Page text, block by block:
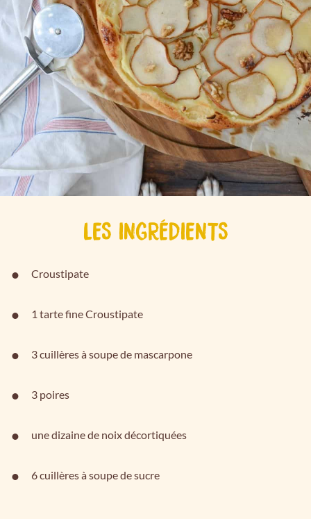
LES INGRÉDIENTS
Croustipate
1 tarte fine Croustipate
3 cuillères à soupe de mascarpone
3 poires
une dizaine de noix décortiquées
6 cuillères à soupe de sucre